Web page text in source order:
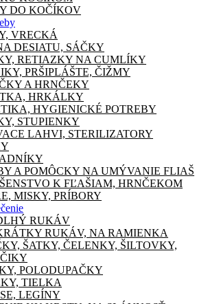
DO KOČÍKOV
VRECKÁ
DESIATU, SÁČKY
RETIAZKY NA CUMLÍKY
PRŠIPLÁŠTE, ČIŽMY
A HRNČEKY
HRKÁLKY
HYGIENICKÉ POTREBY
STUPIENKY
LAHVI, STERILIZATORY
A POMÔCKY NA UMÝVANIE FLIAŠ
K FĽAŠIAM, HRNČEKOM
MISKY, PRÍBORY
RUKÁV
RUKÁV, NA RAMIENKA
ŠATKY, ČELENKY, ŠILTOVKY,
POLODUPAČKY
TIELKA
LEGÍNY